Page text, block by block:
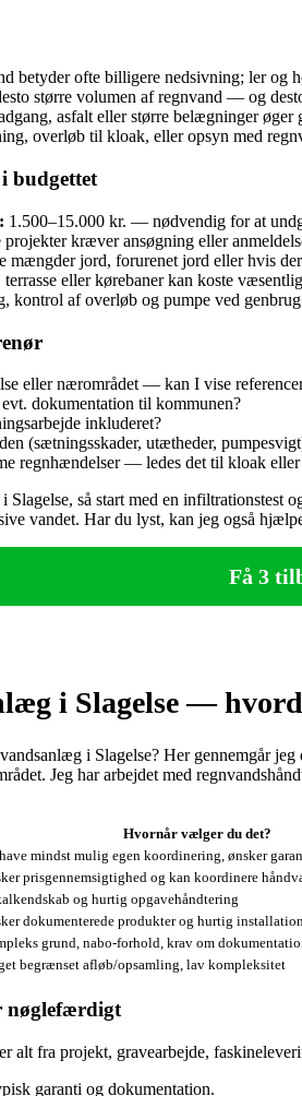
betyder ofte billigere nedsivning; ler og
større volumen af regnvand — og
asfalt eller større belægninger øger
overløb til kloak, eller opsyn med
budgettet
1.500–15.000 kr. — nødvendig for at
projekter kræver ansøgning eller
mængder jord, forurenet jord eller hvis
terrasse eller kørebaner kan koste
kontrol af overløb og pumpe ved
eller nærområdet — kan I vise
dokumentation til kommunen?
inkluderet?
(sætningsskader, utætheder,
regnhændelser — ledes det til kloak
Slagelse, så start med en
vandet. Har du lyst, kan jeg også
Få 3
i Slagelse —
i Slagelse? Her gennemgår
Jeg har arbejdet med
Hvornår vælger du det?
mindst mulig egen koordinering, ønsker
prisgennemsigtighed og kan koordinere
og hurtig opgavehåndtering
dokumenterede produkter og hurtig
grund, nabo‑forhold, krav om
begrænset afløb/opsamling, lav kompleksitet
nøglefærdigt
alt fra projekt, gravearbejde,
garanti og dokumentation.